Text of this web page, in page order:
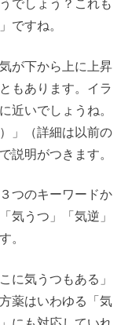
でしょう？これも
ですね。
が下から上に上昇
もあります。イラ
近いでしょうね。
」（詳細は以前の
説明がつきます。
つのキーワードか
気うつ」「気逆」
。
に気うつもある」
薬はいわゆる「気